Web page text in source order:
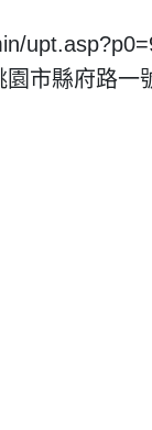
市縣府路一